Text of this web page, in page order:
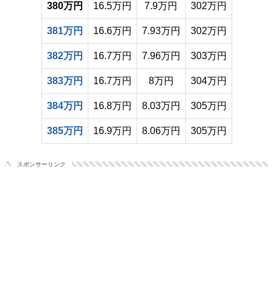
380万円 16.5万円 7.9万円 302万円
381万円 16.6万円 7.93万円 302万円
382万円 16.7万円 7.96万円 303万円
383万円 16.7万円 8万円 304万円
384万円 16.8万円 8.03万円 305万円
385万円 16.9万円 8.06万円 305万円
スポンサーリンク